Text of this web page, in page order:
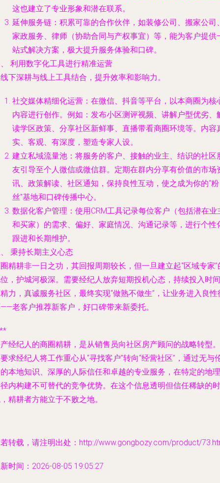
这也建立了专业形象和潜在联系。
延伸服务链 ：积累可靠的合作伙伴，如装修公司、搬家公司
家政服务、律师（协助合同与产权事宜）等，能为客户提供
站式解决方案，极大提升服务体验和口碑。
利用数字化工具进行精准运营
下深耕与线上工具结合，提升效率和影响力。
社交媒体精细化运营 ：在微信、抖音等平台，以本商圈为核
内容进行创作。例如：发布小区测评视频、讲解户型优劣、
读学区政策、分享社区新鲜事、直播带看商圈环境等。内容
实、客观、有深度，塑造专家人设。
建立私域流量池 ：将服务的客户、接触的业主、结识的社区
友引导至个人微信或微信群。定期在群内分享有价值的市场
讯、政策解读、社区通知，保持良性互动，使之成为你的“粉
丝”基地和口碑传播中心。
数据化客户管理 ：使用CRM工具记录每位客户（包括潜在业
和买家）的需求、偏好、家庭情况、沟通记录等，进行个性
跟进和长期维护。
秉持长期主义心态
精耕非一日之功，其回报周期较长，但一旦建立起“区域专家”
，护城河极深。需要经纪人放弃短期投机心态，持续投入时间
力，真诚服务社区，最终实现“做熟不做生”，让业务进入良性
老客户推荐新客户，好口碑带来新委托。
经纪人的商圈精耕，是从销售员向社区房产顾问的战略转型。
求经纪人将工作重心从“寻找客户”转向“经营社区”，通过无与
本地知识、深厚的人际信任和卓越的专业服务，在特定的地理
内构建不可替代的竞争优势。在这个信息透明但信任稀缺的时
精耕者方能立于不败之地。
转载，请注明出处：http://www.gongbozy.com/product/
时间：2026-08-05 19:05:27